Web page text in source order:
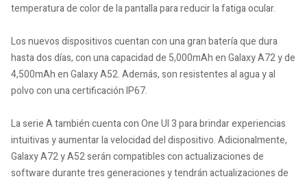
temperatura de color de la pantalla para reducir la fatiga ocular.
Los nuevos dispositivos cuentan con una gran batería que dura
hasta dos días, con una capacidad de 5,000mAh en Galaxy A72 y de
4,500mAh en Galaxy A52. Además, son resistentes al agua y al
polvo con una certificación IP67.
La serie A también cuenta con One UI 3 para brindar experiencias
intuitivas y aumentar la velocidad del dispositivo. Adicionalmente,
Galaxy A72 y A52 serán compatibles con actualizaciones de
software durante tres generaciones y tendrán actualizaciones de